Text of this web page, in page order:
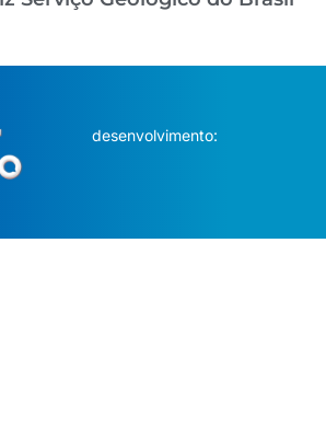
desenvolvimento: